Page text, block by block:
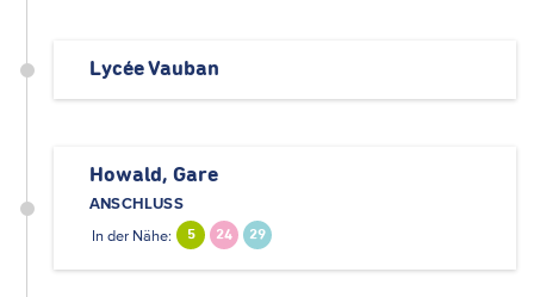
Lycée Vauban
Howald, Gare
ANSCHLUSS
In der Nähe:
5 24 29